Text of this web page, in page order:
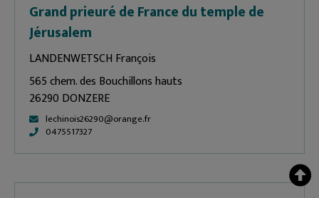
Grand prieuré de France du temple de
Jérusalem
LANDENWETSCH François
565 chem. des Bouchillons hauts
26290 DONZERE
lechinois26290@orange.fr
0475517327